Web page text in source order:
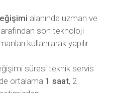
alanında uzman ve
son teknoloji
kullanılarak yapılır.
süresi teknik servis
ortalama 1 saat, 2